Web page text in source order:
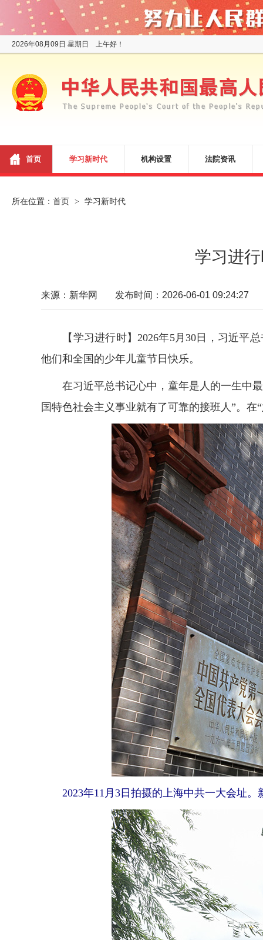
2026年08月09日 星期日 上午好！
首页 学习新时代 机构设置 法院资讯
所在位置： 首页 > 学习新时代
学习进
来源：新华网 发布时间：2026-06-01 09:24:27
【学习进行时】2026年5月30日，习近
他们和全国的少年儿童节日快乐。
在习近平总书记心中，童年是人的一生中最
国特色社会主义事业就有了可靠的接班人”。
2023年11月3日拍摄的上海中共一大会址。